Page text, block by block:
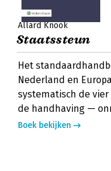
Allard Knook
Staatssteun
Het
Nederland en
systematisch de
de handhaving —
Boek bekijken